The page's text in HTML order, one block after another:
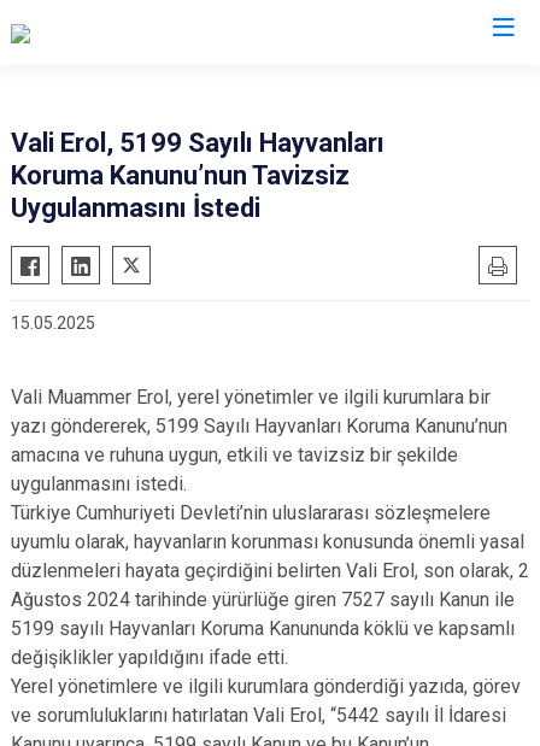
Vali Erol, 5199 Sayılı Hayvanları
Koruma Kanunu’nun Tavizsiz
Uygulanmasını İstedi
15.05.2025
Vali Muammer Erol, yerel yönetimler ve ilgili kurumlara bir
yazı göndererek, 5199 Sayılı Hayvanları Koruma Kanunu’nun
amacına ve ruhuna uygun, etkili ve tavizsiz bir şekilde
uygulanmasını istedi.
Türkiye Cumhuriyeti Devleti’nin uluslararası sözleşmelere
uyumlu olarak, hayvanların korunması konusunda önemli yasal
düzlenmeleri hayata geçirdiğini belirten Vali Erol, son olarak, 2
Ağustos 2024 tarihinde yürürlüğe giren 7527 sayılı Kanun ile
5199 sayılı Hayvanları Koruma Kanununda köklü ve kapsamlı
değişiklikler yapıldığını ifade etti.
Yerel yönetimlere ve ilgili kurumlara gönderdiği yazıda, görev
ve sorumluluklarını hatırlatan Vali Erol, “5442 sayılı İl İdaresi